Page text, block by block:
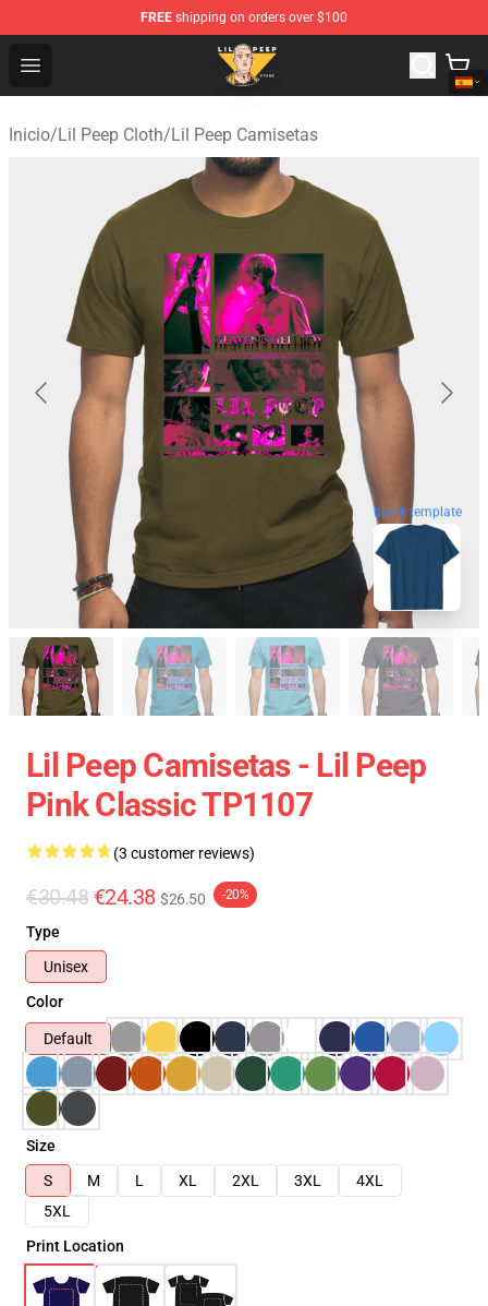
FREE shipping on orders over $100
Open menu
Lil Peep Store - Official Lil Peep Merchandise Shop
Inicio/Lil Peep Cloth/Lil Peep Camisetas
blank template
Lil Peep Camisetas - Lil Peep
Pink Classic TP1107
(3 customer reviews)
€30.48 €24.38 $26.50 -20%
Type
Unisex
Color
Default
Size
S
M L XL 2XL 3XL
4XL
5XL
Print Location